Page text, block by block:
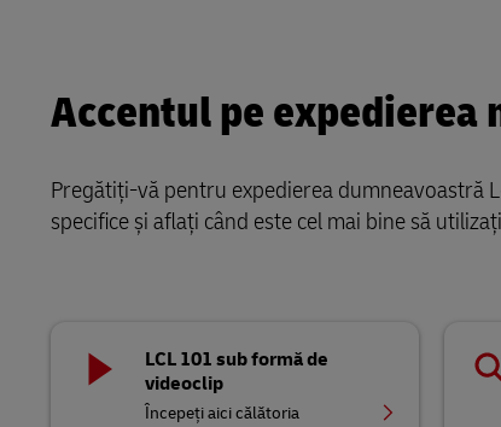
Accentul pe expedierea
Pregătiți-vă pentru expedierea dumneavoastră
specifice și aflați când este cel mai bine să
LCL 101 sub formă de
videoclip
Începeți aici călătoria